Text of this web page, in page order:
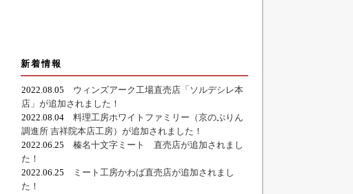
新着情報
2022.08.05 ウィンズアーク工場直売店「ソルデシレ本
店」が追加されました！
2022.08.04 料理工房ホワイトファミリー（京のぷりん
調進所 吉祥院本店工房）が追加されました！
2022.06.25 榛名十文字ミート 直売店が追加されまし
た！
2022.06.25
ミート工房かわば直売店が追加されまし
た！